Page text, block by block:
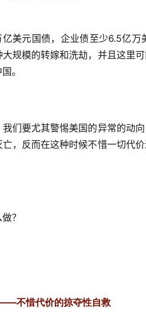
美元国债，企业债至少6.5亿
规模的转嫁和洗劫，并且这里
。
们要尤其警惕美国的异常的动
，反而在这种时候不惜一切代
？
不惜代价的掠夺性自救